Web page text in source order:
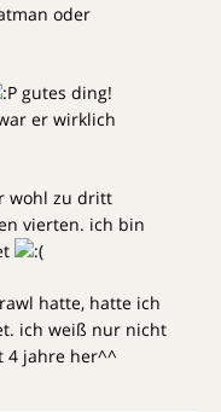
oder
gutes ding!
er wirklich
wohl zu dritt
vierten. ich bin
hatte, hatte ich
ich weiß nur nicht
4 jahre her^^